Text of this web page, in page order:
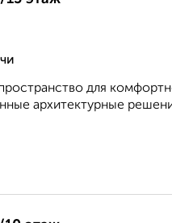
для
архитектурные